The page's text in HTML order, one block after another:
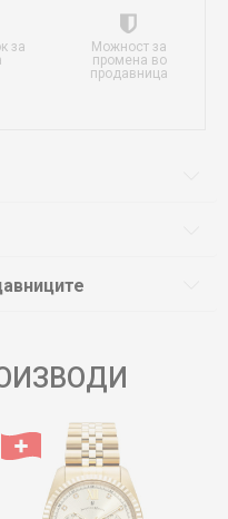
за
Можност за
промена во
продавница